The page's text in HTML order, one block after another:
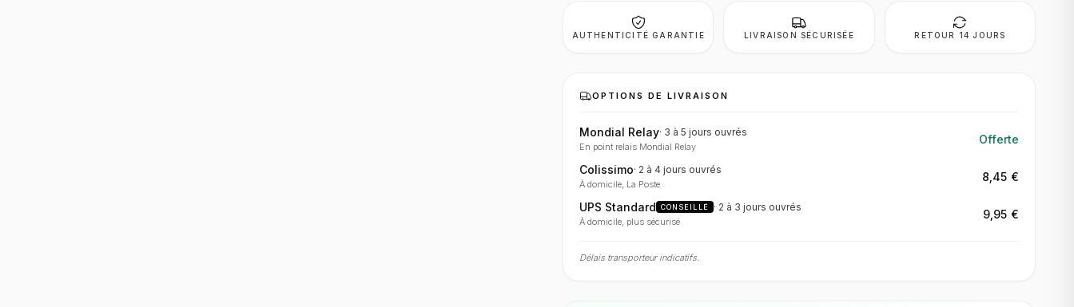
AUTHENTICITÉ GARANTIE LIVRAISON SÉCURISÉE RETOUR 14 JOURS
OPTIONS DE LIVRAISON
Mondial Relay· 3 à 5 jours ouvrés
En point relais Mondial Relay
Offerte
Colissimo· 2 à 4 jours ouvrés
À domicile, La Poste
8,45 €
UPS Standard CONSEILLÉ · 2 à 3 jours ouvrés
À domicile, plus sécurisé
9,95 €
Délais transporteur indicatifs.